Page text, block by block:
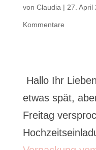
von Claudia | 27. April
Kommentare
Hallo Ihr
etwas spät,
Freitag